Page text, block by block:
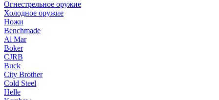
Огнестрельное оружие
Холодное оружие
Ножи
Benchmade
Al Mar
Boker
CJRB
Buck
City Brother
Cold Steel
Helle